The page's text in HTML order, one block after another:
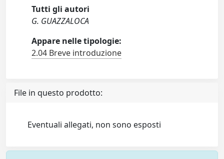
Tutti gli autori
G. GUAZZALOCA
Appare nelle tipologie:
2.04 Breve introduzione
File in questo prodotto:
Eventuali allegati, non sono esposti